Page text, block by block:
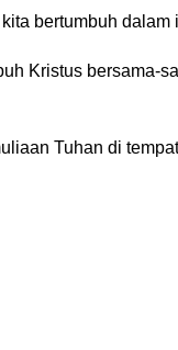
bertumbuh dalam
Kristus bersama-
Tuhan di